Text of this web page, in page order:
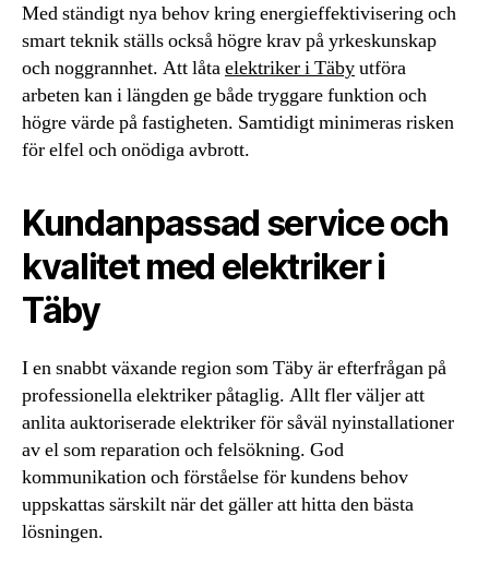
Med ständigt nya behov kring energieffektivisering och
smart teknik ställs också högre krav på yrkeskunskap
och noggrannhet. Att låtaelektriker i Täbyutföra
arbeten kan i längden ge både tryggare funktion och
högre värde på fastigheten. Samtidigt minimeras risken
för elfel och onödiga avbrott.
Kundanpassad service och
kvalitet med elektriker i
Täby
I en snabbt växande region som Täby är efterfrågan på
professionella elektriker påtaglig. Allt fler väljer att
anlita auktoriserade elektriker för såväl nyinstallationer
av el som reparation och felsökning. God
kommunikation och förståelse för kundens behov
uppskattas särskilt när det gäller att hitta den bästa
lösningen.